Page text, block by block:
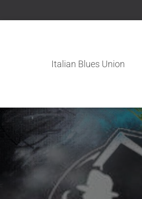
Italian Blues Union